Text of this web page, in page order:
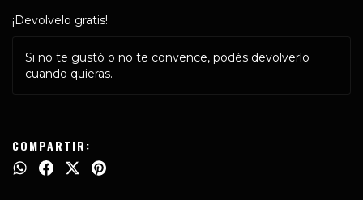
¡Devolvelo gratis!
Si no te gustó o no te convence, podés devolverlo
cuando quieras.
COMPARTIR: